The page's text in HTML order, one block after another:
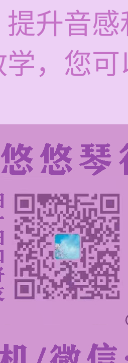
提升音
学，您